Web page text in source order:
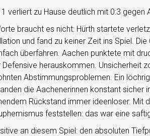
verliert zu Hause deutlich mit 0:3 gegen
braucht es nicht: Hürth startete
und fand zu keiner Zeit ins Spiel.
überfahren. Aachen punktete mit
Defensive herauskommen. Unsicherheit
Abstimmungsproblemen. Ein
die Aachenerinnen konstant sicher
Rückstand immer ideenloser. Mit
feststellen: das war eine
an diesem Spiel: den absoluten